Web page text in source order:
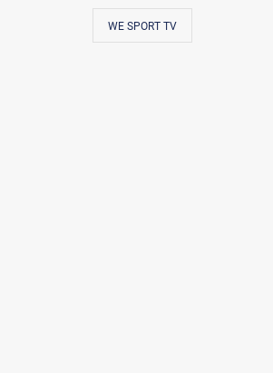
WE SPORT TV